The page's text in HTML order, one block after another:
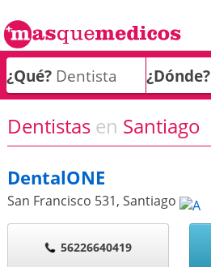
¿Qué? ¿Dónde?
Dentistas en Santiago
DentalONE
San Francisco 531, Santiago
56226640419